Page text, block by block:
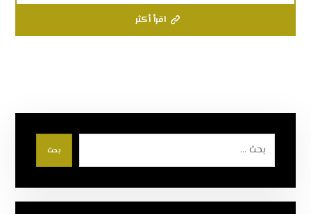
اقرأ أكثر
بحث